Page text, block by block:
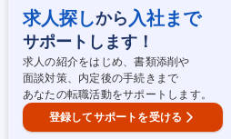
処理、仕訳入力等）、法務（契約書チェ
使用した各種事務手続きやデータ入力、
す。周囲のサポートのもと、できる業務
募集職種 【障がい者採用/事務系オープ
商社/未経験可
求人探しから 入社まで
サポートします！
求人の紹介をはじめ、書類添削や
面談対策、内定後の手続きまで
あなたの転職活動をサポートします。
登録してサポートを受ける